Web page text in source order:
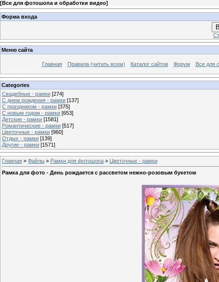
[Все для фотошопа и обработки видео]
Форма входа
Меню сайта
Главная Правила (читать всем) Каталог сайтов Форум Все для
Categories
Свадебные - рамки [274]
С днем рождения - рамки [137]
С праздником - рамки [375]
С новым годом - рамки [653]
Детские - рамки [1581]
Романтические - рамки [517]
Цветочные - рамки [960]
Отдых - рамки [139]
Другие - рамки [1571]
Главная » Файлы » Рамки для фотошопа » Цветочные - рамки
Рамка для фото - День рождается с рассветом нежно-розовым букетом